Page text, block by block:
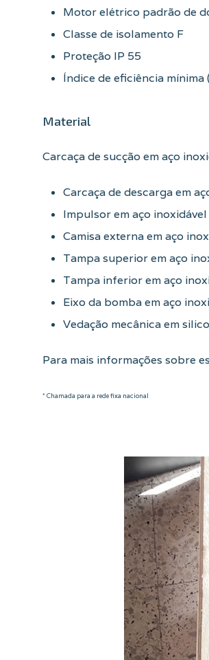
Motor elétrico padrão de
Classe de isolamento F
Proteção IP 55
Índice de eficiência mínima
Material
Carcaça de sucção em aço
Carcaça de descarga em
Impulsor em aço inoxidável
Camisa externa em aço
Tampa superior em aço
Tampa inferior em aço
Eixo da bomba em aço
Vedação mecânica em
Para mais informações sobre
* Chamada para a rede fixa nacional